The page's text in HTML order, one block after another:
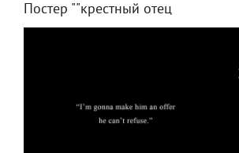
Постер ""крестный отец